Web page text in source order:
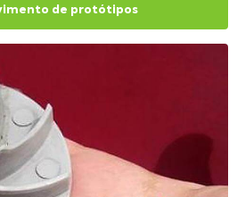
de protótipos